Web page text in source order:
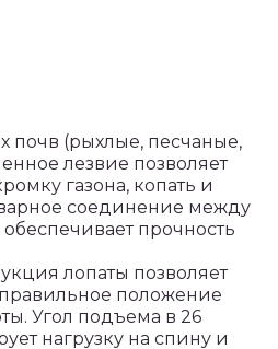
почв (рыхлые, песчаные,
лезвие позволяет
газона, копать и
соединение между
прочность
лопаты позволяет
положение
Угол подъема в 26
нагрузку на спину и